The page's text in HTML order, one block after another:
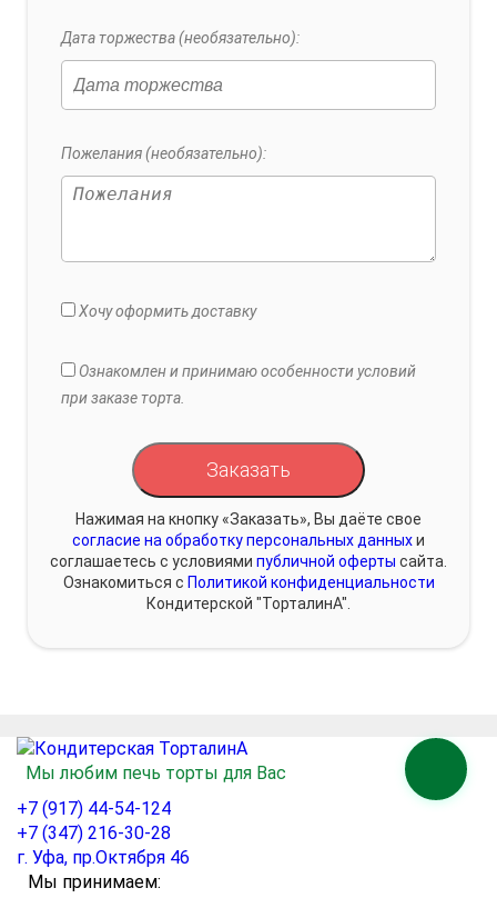
Дата торжества (необязательно):
Пожелания (необязательно):
Хочу оформить доставку
Ознакомлен и принимаю особенности условий
при заказе торта.
Заказать
Нажимая на кнопку «Заказать», Вы даёте свое
согласие на обработку персональных данныхи
соглашаетесь с условиями публичной оферты сайта.
Ознакомиться с Политикой конфиденциальности
Кондитерской "ТорталинА".
Мы любим печь торты для Вас
+7 (917) 44-54-124
+7 (347) 216-30-28
г. Уфа, пр.Октября 46
Мы принимаем: